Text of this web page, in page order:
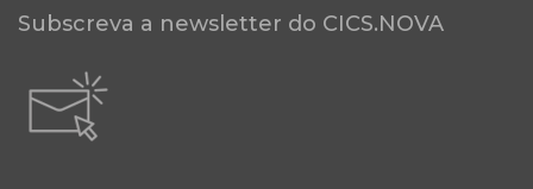
Subscreva a newsletter do CICS.NOVA